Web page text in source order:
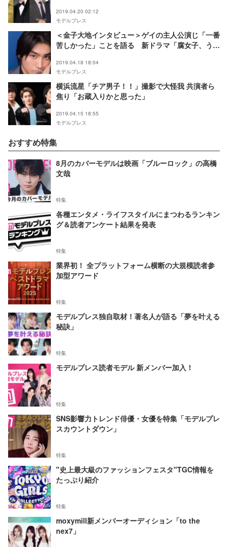
2019.04.20 02:12
モデルプレス
＜金子大地インタビュー＞ゲイの主人公演じ「一番
苦しかった」ことを語る 新ドラマ「腐女子、うっ
2019.04.18 18:04
モデルプレス
横浜流星「チア男子！！」撮影で大怪我 共演者ら
焦り「お蔵入りかと思った」
2019.04.15 18:55
モデルプレス
おすすめ特集
8月のカバーモデルは映画「ブルーロック」の高橋
文哉
特集
各種エンタメ・ライフスタイルにまつわるランキン
グ＆読者アンケート結果を発表
特集
業界初！ 全プラットフォーム横断の大規模読者参
加型アワード
特集
モデルプレス独自取材！著名人が語る「夢を叶える
秘訣」
特集
モデルプレス読者モデル 新メンバー加入！
特集
SNS影響力トレンド俳優・女優を特集「モデルプレ
スカウントダウン」
特集
"史上最大級のファッションフェスタ"TGC情報を
たっぷり紹介
特集
moxymill新メンバーオーディション「to the
nex7」